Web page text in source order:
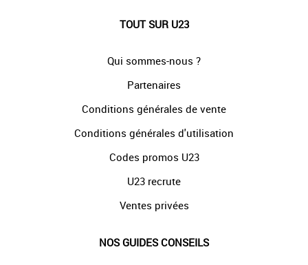
TOUT SUR U23
Qui sommes-nous ?
Partenaires
Conditions générales de vente
Conditions générales d'utilisation
Codes promos U23
U23 recrute
Ventes privées
NOS GUIDES CONSEILS